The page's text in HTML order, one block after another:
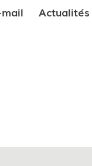
mail Actualités